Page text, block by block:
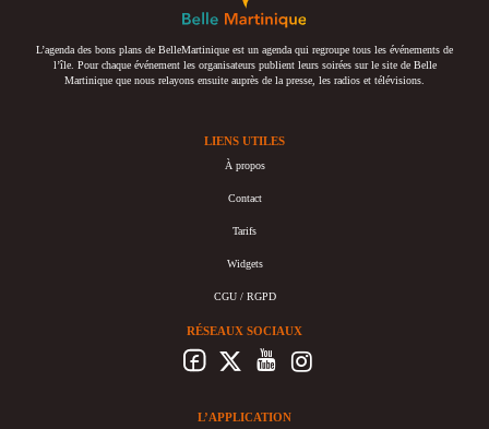
L’agenda des bons plans de BelleMartinique est un agenda qui regroupe tous les événements de
l’île. Pour chaque événement les organisateurs publient leurs soirées sur le site de Belle
Martinique que nous relayons ensuite auprès de la presse, les radios et télévisions.
LIENS UTILES
À propos
Contact
Tarifs
Widgets
CGU / RGPD
RÉSEAUX SOCIAUX
L’APPLICATION